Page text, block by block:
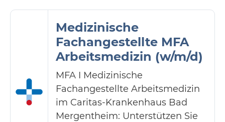
Medizinische
Fachangestellte MFA
Arbeitsmedizin (w/m/d)
MFA I Medizinische
Fachangestellte Arbeitsmedizin
im Caritas-Krankenhaus Bad
Mergentheim: Unterstützen Sie